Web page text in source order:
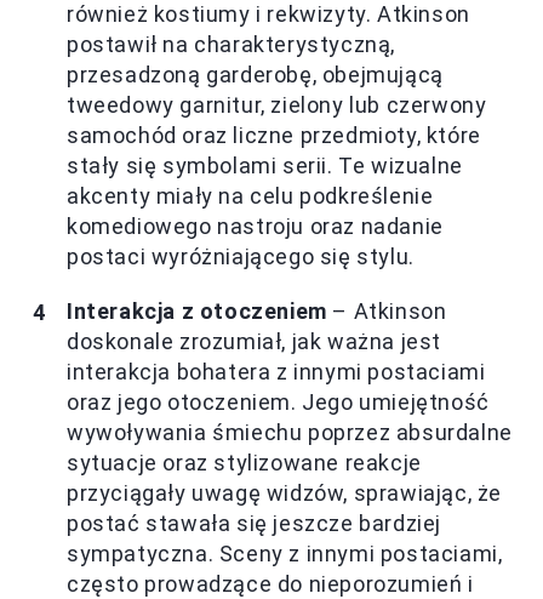
również kostiumy i rekwizyty. Atkinson
postawił na charakterystyczną,
przesadzoną garderobę, obejmującą
tweedowy garnitur, zielony lub czerwony
samochód oraz liczne przedmioty, które
stały się symbolami serii. Te wizualne
akcenty miały na celu podkreślenie
komediowego nastroju oraz nadanie
postaci wyróżniającego się stylu.
Interakcja z otoczeniem – Atkinson
doskonale zrozumiał, jak ważna jest
interakcja bohatera z innymi postaciami
oraz jego otoczeniem. Jego umiejętność
wywoływania śmiechu poprzez absurdalne
sytuacje oraz stylizowane reakcje
przyciągały uwagę widzów, sprawiając, że
postać stawała się jeszcze bardziej
sympatyczna. Sceny z innymi postaciami,
często prowadzące do nieporozumień i